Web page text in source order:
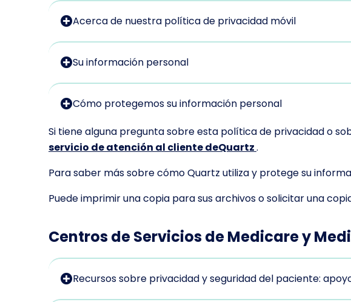
Acerca de nuestra política de privacidad móvil
Su información personal
Cómo protegemos su información personal
Si tiene alguna pregunta sobre esta política de privacidad o
servicio de atención al cliente deQuartz.
Para saber más sobre cómo Quartz utiliza y protege su
Puede imprimir una copia para sus archivos o solicitar una
Centros de Servicios de Medicare y
Recursos sobre privacidad y seguridad del paciente: